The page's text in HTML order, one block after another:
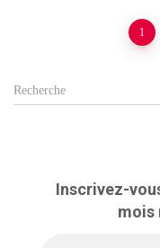
Pagination
des
1
R
e
Inscrivez-
mois